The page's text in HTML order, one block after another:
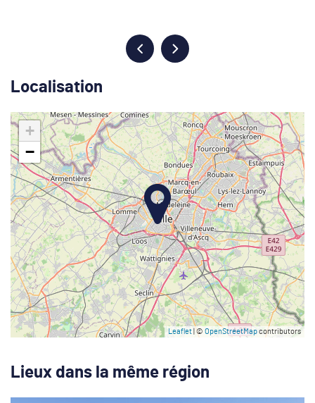
Localisation
+
−
Leaflet | © OpenStreetMapcontributors
Lieux dans la même région